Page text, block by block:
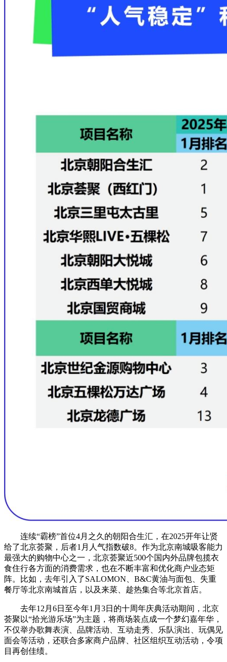
连续“霸榜”首位4月之久的朝阳合生汇，在2025开年让贤
给了北京荟聚，后者1月人气指数破8。作为北京南城吸客能力
最强大的购物中心之一，北京荟聚近500个国内外品牌包揽衣
食住行各方面的消费需求，也在不断丰富和优化商户业态矩
阵。比如，去年引入了SALOMON、B&C黄油与面包、失重
餐厅等北京南城首店，以及来菜、趁热集合等北京首店。
去年12月6日至今年1月3日的十周年庆典活动期间，北京
荟聚以“拾光游乐场”为主题，将商场装点成一个梦幻嘉年华，
不仅举办歌舞表演、品牌活动、互动走秀、乐队演出、玩偶见
面会等活动，还联合多家商户品牌、社区组织互动活动，令项
目再创佳绩。